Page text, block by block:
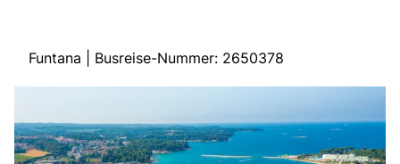
Start
Tagesfahrten
Mehrtagesfahrten
Bus mieten
Funtana | Busreise-Nummer: 2650378